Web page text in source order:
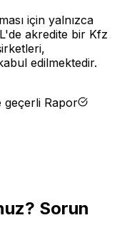
için yalnızca
akredite bir Kfz
edilmektedir.
geçerli Rapor
Sorun